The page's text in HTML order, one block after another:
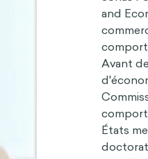
and
Avant
États
doctorat